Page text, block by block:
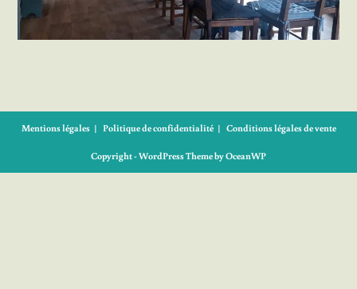
Mentions légales Politique de confidentialité Conditions légales de vente
Copyright - WordPress Theme by OceanWP